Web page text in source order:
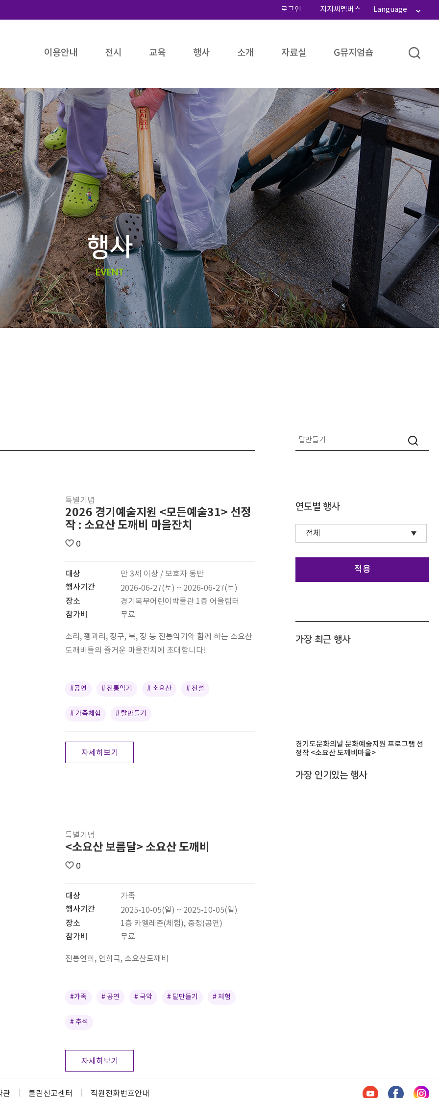
로그인 지지씨멤버스 Language
이용안내 전시 교육 행사 소개 자료실 G뮤지엄숍
행사
EVENT
특별기념
2026 경기예술지원 <모든예술31> 선정
작 : 소요산 도깨비 마을잔치
0
대상
만 3세 이상 / 보호자 동반
행사기간
2026-06-27(토) ~ 2026-06-27(토)
장소
경기북부어린이박물관 1층 어울림터
참가비
무료
소리, 꽹과리, 장구, 북, 징 등 전통악기와 함께 하는 소요산
도깨비들의 즐거운 마을잔치에 초대합니다!
#공연 # 전통악기 # 소요산 # 전설
# 가족체험 # 탈만들기
자세히보기
특별기념
<소요산 보름달> 소요산 도깨비
0
대상
가족
행사기간
2025-10-05(일) ~ 2025-10-05(일)
장소
1층 카멜레존(체험), 중정(공연)
참가비
무료
전통연희, 연희극, 소요산도깨비
#가족 # 공연 # 국악 # 탈만들기 # 체험
# 추석
자세히보기
연도별 행사
적용
가장 최근 행사
경기도문화의날 문화예술지원 프로그램 선
정작 <소요산 도깨비마을>
가장 인기있는 행사
관 클린신고센터 직원전화번호안내